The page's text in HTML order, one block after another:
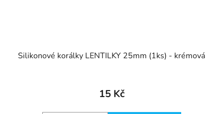
Silikonové korálky LENTILKY 25mm (1ks) - krémová
15 Kč